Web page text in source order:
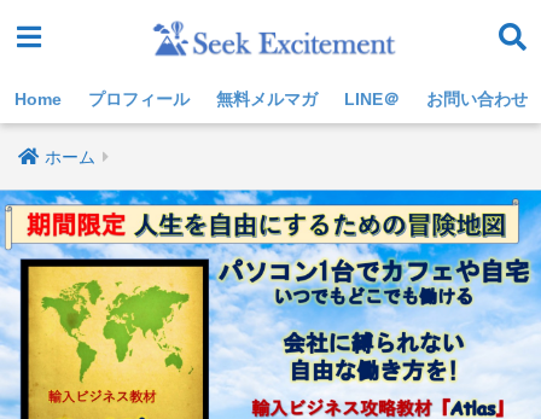
Home プロフィール 無料メルマガ LINE＠ お問い合わせ
ホーム